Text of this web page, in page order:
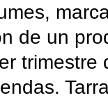
de un